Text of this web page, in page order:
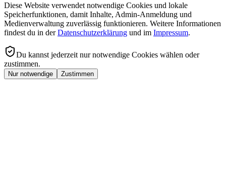
Diese Website verwendet notwendige Cookies und lokale
Speicherfunktionen, damit Inhalte, Admin-Anmeldung und
Medienverwaltung zuverlässig funktionieren. Weitere Informationen
findest du in der Datenschutzerklärung und im Impressum.
Du kannst jederzeit nur notwendige Cookies wählen oder
zustimmen.
Nur notwendige Zustimmen